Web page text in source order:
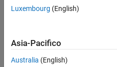
slreq.LinkSet
character array
Luxembourg (English)
Asia-Pacifico
Australia (English)